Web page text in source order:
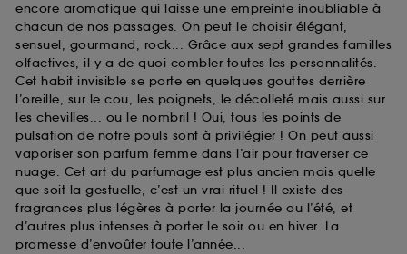
encore aromatique qui laisse une empreinte inoubliable à
chacun de nos passages. On peut le choisir élégant,
sensuel, gourmand, rock... Grâce aux sept grandes familles
olfactives, il y a de quoi combler toutes les personnalités.
Cet habit invisible se porte en quelques gouttes derrière
l’oreille, sur le cou, les poignets, le décolleté mais aussi sur
les chevilles... ou le nombril ! Oui, tous les points de
pulsation de notre pouls sont à privilégier ! On peut aussi
vaporiser son parfum femme dans l’air pour traverser ce
nuage. Cet art du parfumage est plus ancien mais quelle
que soit la gestuelle, c’est un vrai rituel ! Il existe des
fragrances plus légères à porter la journée ou l’été, et
d’autres plus intenses à porter le soir ou en hiver. La
promesse d’envoûter toute l’année...